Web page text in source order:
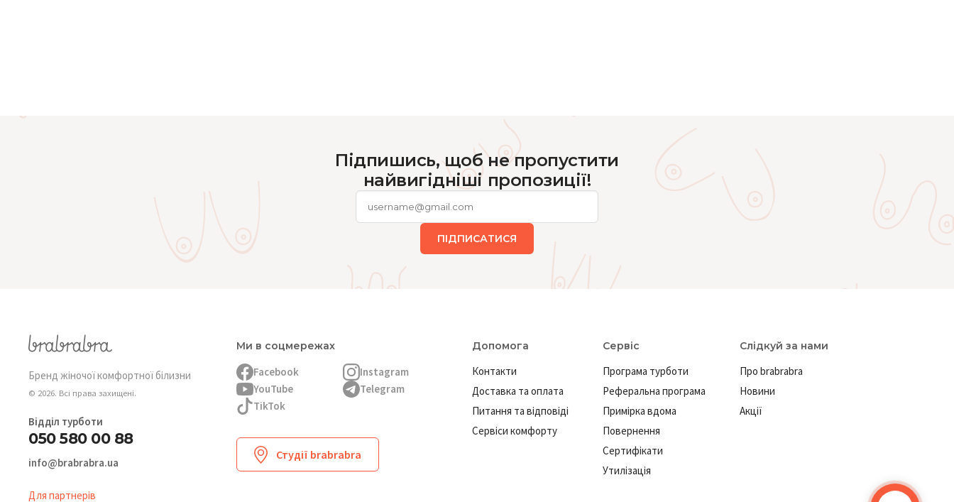
Підпишись, щоб не пропустити
найвигідніші пропозиції!
ПІДПИСАТИСЯ
Бренд жіночої комфортної білизни
© 2026. Всі права захищені.
Відділ турботи
050 580 00 88
info@brabrabra.ua
Для партнерів
Ми в соцмережах
Facebook
Instagram
YouTube
Telegram
TikTok
Студії brabrabra
Допомога
Контакти
Доставка та оплата
Питання та відповіді
Сервіси комфорту
Сервіс
Програма турботи
Реферальна програма
Примірка вдома
Повернення
Сертифікати
Утилізація
Слідкуй за нами
Про brabrabra
Новини
Акції